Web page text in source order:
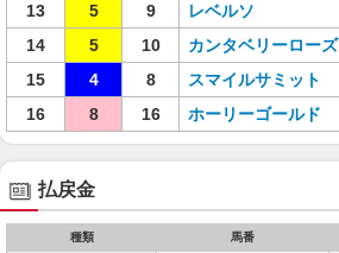
13
5 9 レベルソ
14
5 10 カンタベリーローズ
15
4 8 スマイルサミット
16
8 16 ホーリーゴールド
払戻金
種類 馬番